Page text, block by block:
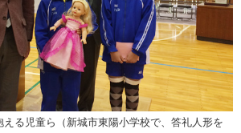
る児童ら（新城市東陽小学校で、答礼人形を